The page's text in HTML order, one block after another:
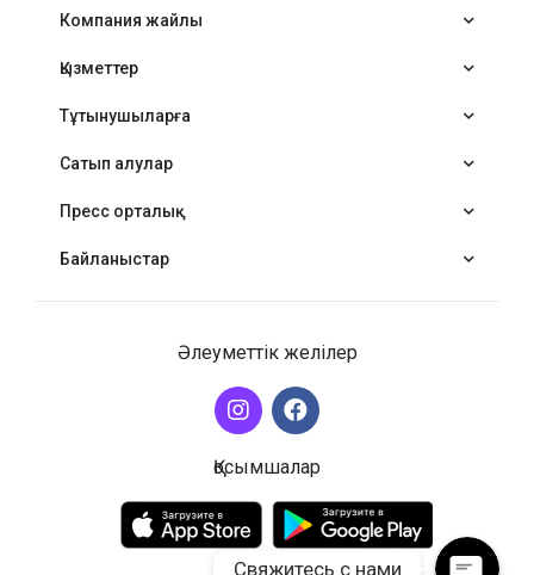
Компания жайлы
Қызметтер
Тұтынушыларға
Сатып алулар
Пресс орталық
Байланыстар
Әлеуметтік желілер
Қосымшалар
Свяжитесь с нами